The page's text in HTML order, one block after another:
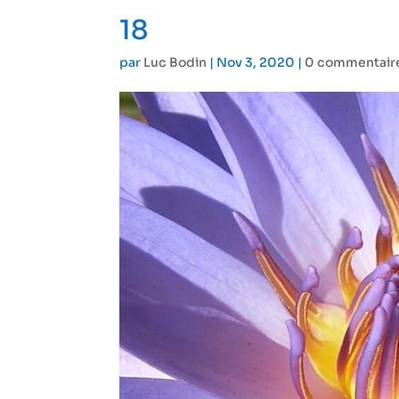
18
par Luc Bodin | Nov 3, 2020 | 0